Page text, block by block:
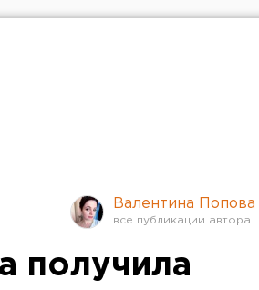
Валентина Попова
получила